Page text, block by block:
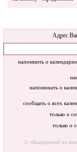
Адрес
напомнить о
напоминать о
сообщать о всех
только о
только о
С «Выдержкой из